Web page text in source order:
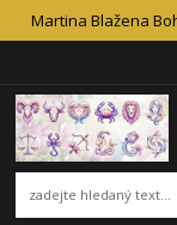
Martina Blažena